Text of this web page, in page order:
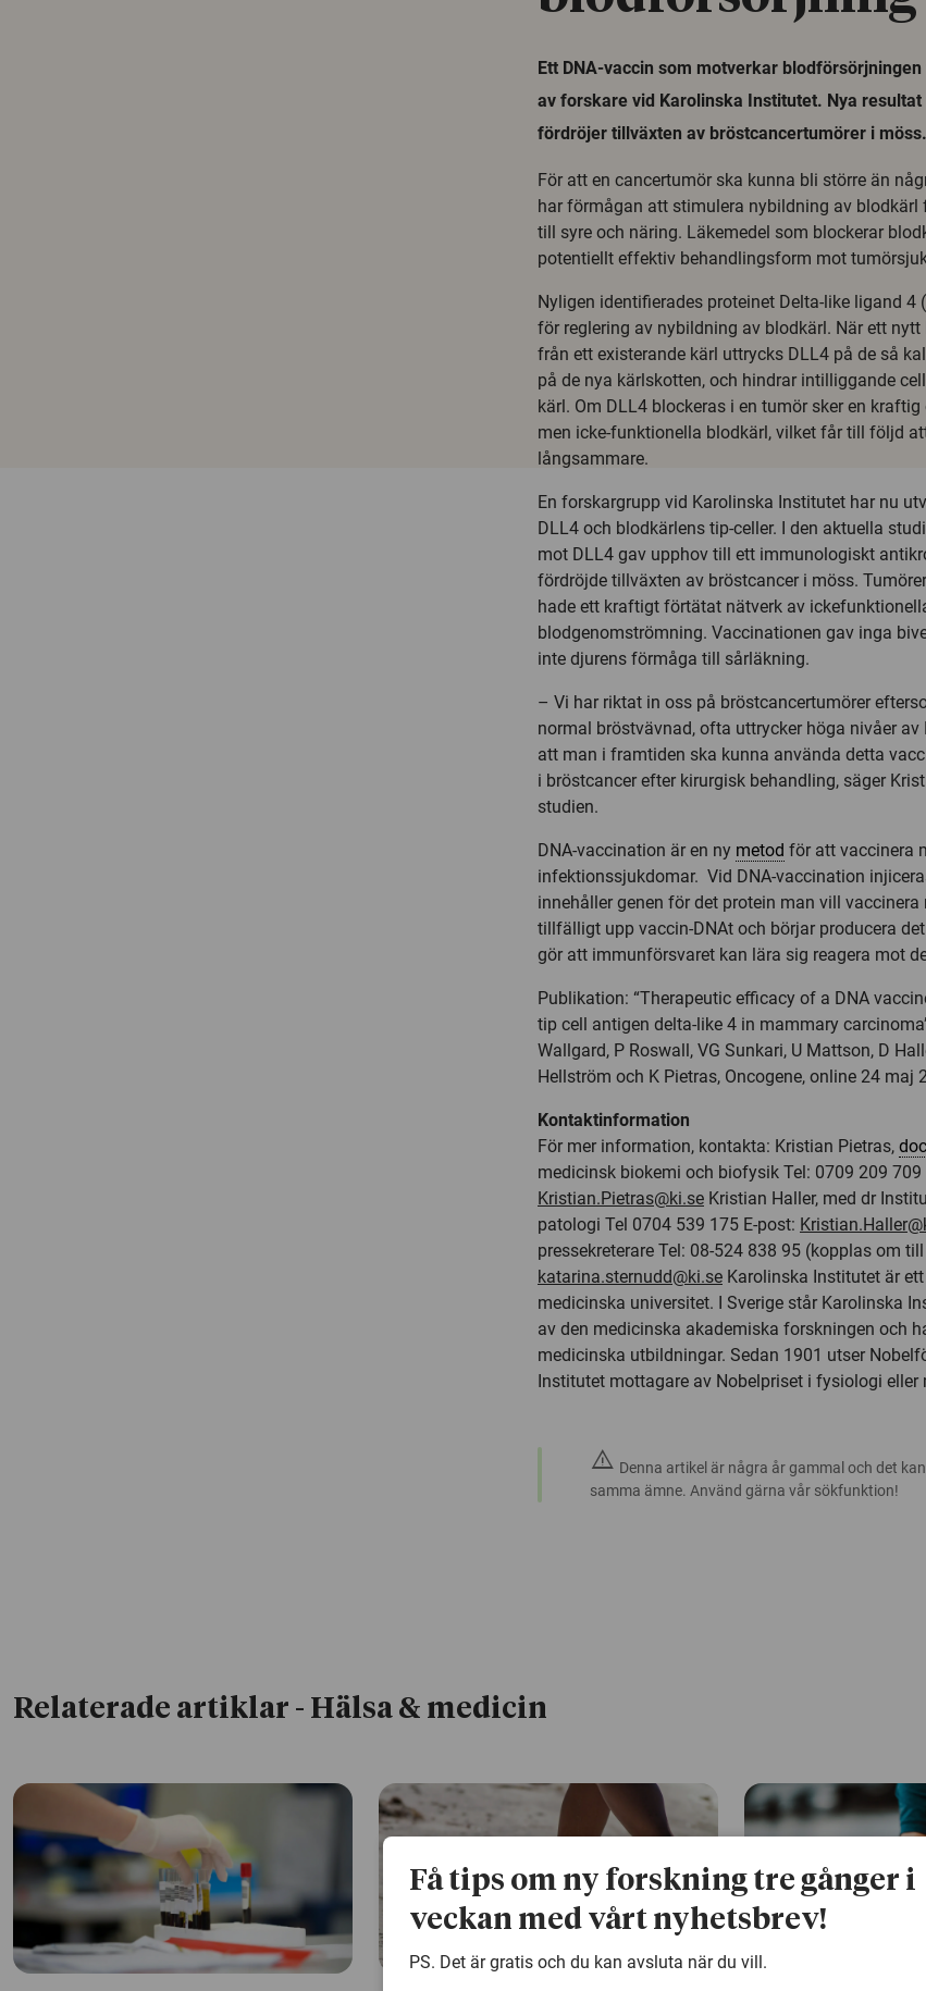
Ett DNA-vaccin som motverkar
av forskare vid Karolinska Institutet. Nya
fördröjer tillväxten av bröstcancertumörer i möss.
För att en cancertumör ska kunna bli större än
har förmågan att stimulera nybildning av
till syre och näring. Läkemedel som blockerar
potentiellt effektiv behandlingsform mot
Nyligen identifierades proteinet Delta-like ligand 4
för reglering av nybildning av blodkärl. När ett
från ett existerande kärl uttrycks DLL4 på de så
på de nya kärlskotten, och hindrar intilliggande
kärl. Om DLL4 blockeras i en tumör sker en
men icke-funktionella blodkärl, vilket får till följd
långsammare.
En forskargrupp vid Karolinska Institutet har nu
DLL4 och blodkärlens tip-celler. I den aktuella
mot DLL4 gav upphov till ett immunologiskt
fördröjde tillväxten av bröstcancer i möss.
hade ett kraftigt förtätat nätverk av
blodgenomströmning. Vaccinationen gav inga
inte djurens förmåga till sårläkning.
– Vi har riktat in oss på bröstcancertumörer
normal bröstvävnad, ofta uttrycker höga nivåer
att man i framtiden ska kunna använda detta
i bröstcancer efter kirurgisk behandling, säger
studien.
DNA-vaccination är en ny metod för att vaccinera
infektionssjukdomar. Vid DNA-vaccination
innehåller genen för det protein man vill vaccinera
tillfälligt upp vaccin-DNAt och börjar producera
gör att immunförsvaret kan lära sig reagera mot
Publikation: “Therapeutic efficacy of a DNA
tip cell antigen delta-like 4 in mammary
Wallgard, P Roswall, VG Sunkari, U Mattson, D
Hellström och K Pietras, Oncogene, online 24 maj
Kontaktinformation
För mer information, kontakta: Kristian Pietras,
medicinsk biokemi och biofysik Tel: 0709 209 709
Kristian.Pietras@ki.se Kristian Haller, med dr
patologi Tel 0704 539 175 E-post:
pressekreterare Tel: 08-524 838 95 (kopplas om
katarina.sternudd@ki.se Karolinska Institutet är
medicinska universitet. I Sverige står Karolinska
av den medicinska akademiska forskningen och
medicinska utbildningar. Sedan 1901 utser
Institutet mottagare av Nobelpriset i fysiologi eller
warning Denna artikel är några år gammal och det
samma ämne. Använd gärna vår sökfunktion!
Relaterade artiklar - Hälsa & medicin
Få tips om ny forskning tre gånger i
veckan med vårt nyhetsbrev!
PS. Det är gratis och du kan avsluta när du vill.